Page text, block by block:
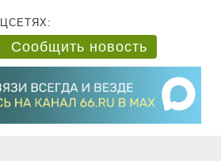
Сообщить новость